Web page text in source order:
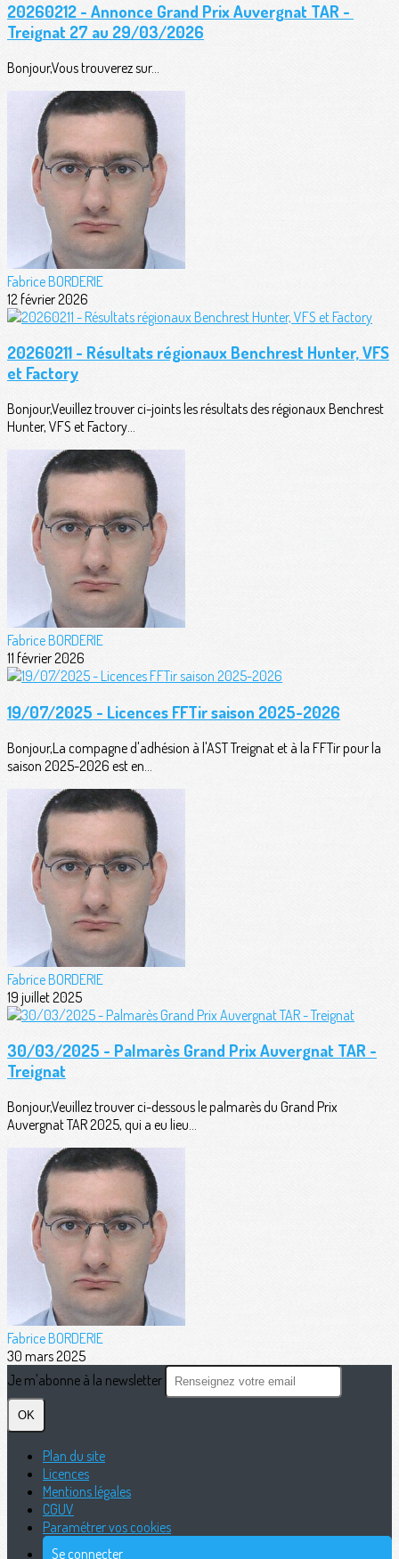
20260212 - Annonce Grand Prix Auvergnat TAR -
Treignat 27 au 29/03/2026
Bonjour,Vous trouverez sur...
Fabrice BORDERIE
12 février 2026
20260211 - Résultats régionaux Benchrest Hunter, VFS
et Factory
Bonjour,Veuillez trouver ci-joints les résultats des régionaux Benchrest
Hunter, VFS et Factory...
Fabrice BORDERIE
11 février 2026
19/07/2025 - Licences FFTir saison 2025-2026
Bonjour,La compagne d'adhésion à l'AST Treignat et à la FFTir pour la
saison 2025-2026 est en...
Fabrice BORDERIE
19 juillet 2025
30/03/2025 - Palmarès Grand Prix Auvergnat TAR -
Treignat
Bonjour,Veuillez trouver ci-dessous le palmarès du Grand Prix
Auvergnat TAR 2025, qui a eu lieu...
Fabrice BORDERIE
30 mars 2025
Je m'abonne à la newsletter
OK
Plan du site
Licences
Mentions légales
CGUV
Paramétrer vos cookies
Se connecter